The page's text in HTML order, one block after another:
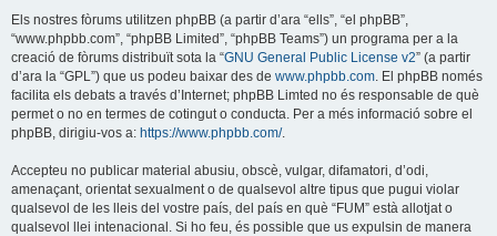
Els nostres fòrums utilitzen phpBB (a partir d’ara “ells”, “el phpBB”,
“www.phpbb.com”, “phpBB Limited”, “phpBB Teams”) un programa per a la
creació de fòrums distribuït sota la “GNU General Public License v2” (a partir
d’ara la “GPL”) que us podeu baixar des de www.phpbb.com. El phpBB només
facilita els debats a través d’Internet; phpBB Limted no és responsable de què
permet o no en termes de cotingut o conducta. Per a més informació sobre el
phpBB, dirigiu-vos a: https://www.phpbb.com/.
Accepteu no publicar material abusiu, obscè, vulgar, difamatori, d’odi,
amenaçant, orientat sexualment o de qualsevol altre tipus que pugui violar
qualsevol de les lleis del vostre país, del país en què “FUM” està allotjat o
qualsevol llei intenacional. Si ho feu, és possible que us expulsin de manera